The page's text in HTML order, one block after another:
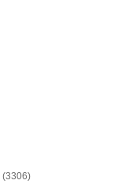
(3306)